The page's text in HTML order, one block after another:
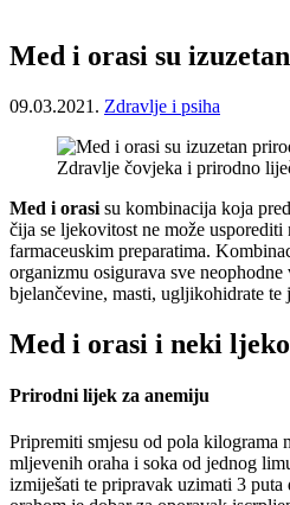
Med i orasi su
09.03.2021. Zdravlje i psiha
Zdravlje čovjeka i prirodno
Med i orasi su kombinacija koja
čija se ljekovitost ne može
farmaceuskim preparatima.
organizmu osigurava sve
bjelančevine, masti, ugljikohidrate te
Med i orasi i neki
Prirodni lijek za anemiju
Pripremiti smjesu od pola kilograma
mljevenih oraha i soka od jednog
izmiješati te pripravak uzimati 3